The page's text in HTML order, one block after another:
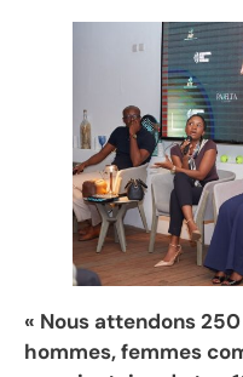
« Nous attendons
hommes, femmes